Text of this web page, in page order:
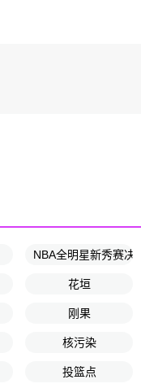
NBA全明星新秀赛决
花垣
刚果
核污染
投篮点